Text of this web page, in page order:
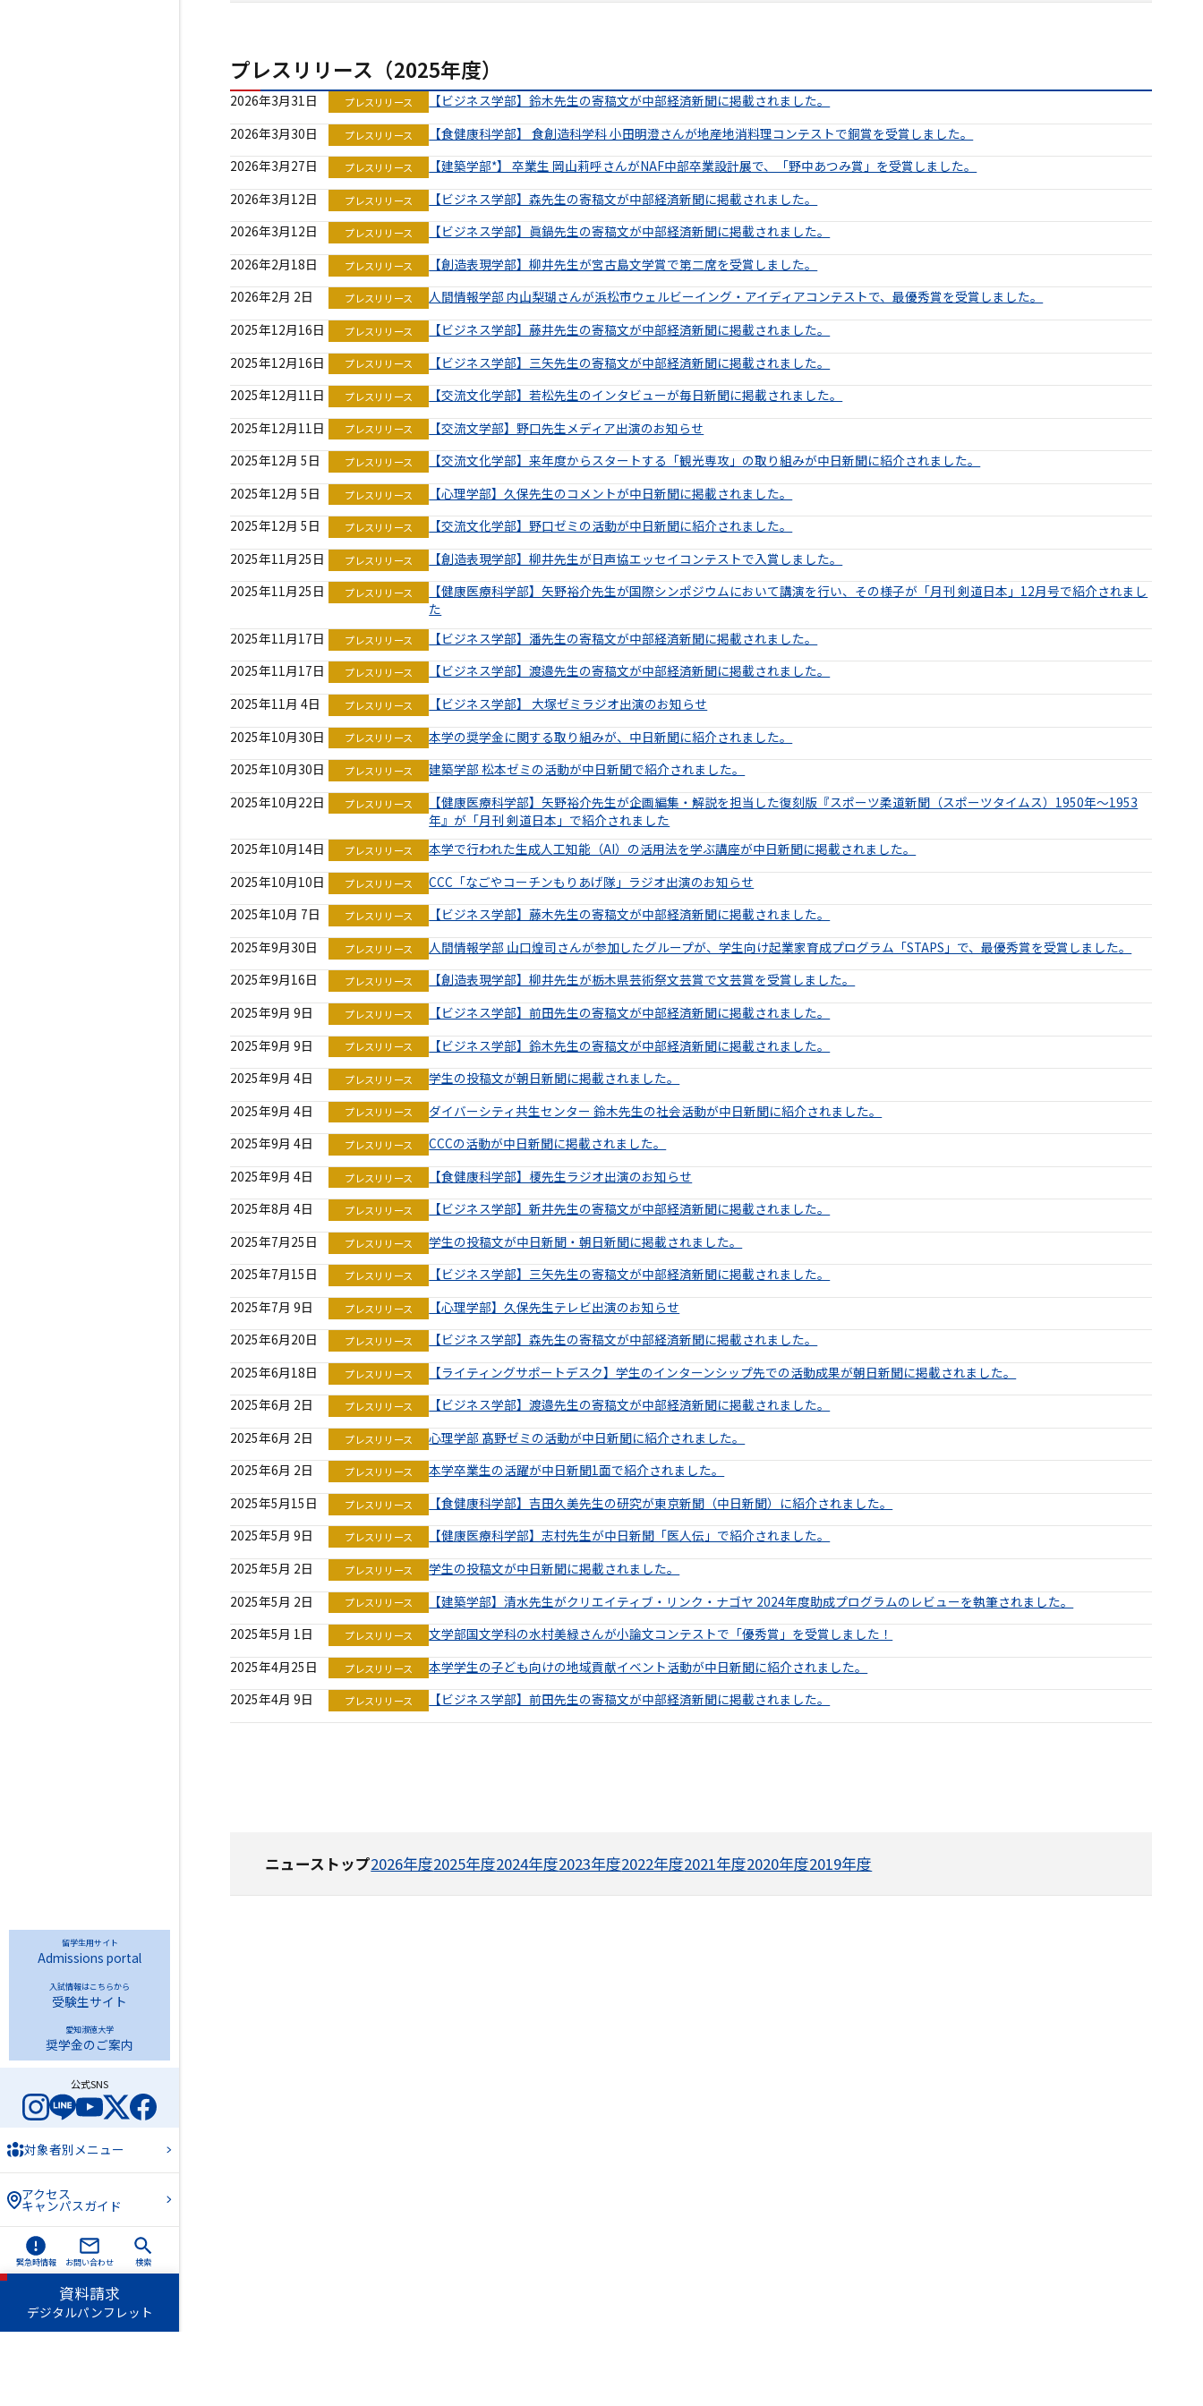
留学生用サイト
Admissions portal
入試情報はこちらから
受験生サイト
愛知淑徳大学
奨学金のご案内
公式SNS
対象者別メニュー
アクセス
キャンパスガイド
緊急時情報 お問い合わせ 検索
資料請求
デジタルパンフレット
プレスリリース（2025年度）
2026年3月31日 プレスリリース
【ビジネス学部】鈴木先生の寄稿文が中部経済新聞に掲載されました。
2026年3月30日
プレスリリース
【食健康科学部】 食創造科学科 小田明澄さんが地産地消料理コンテストで銅賞を受賞しました。
2026年3月27日
プレスリリース
【建築学部*】 卒業生 岡山莉呼さんがNAF中部卒業設計展で、「野中あつみ賞」を受賞しました。
2026年3月12日
プレスリリース
【ビジネス学部】森先生の寄稿文が中部経済新聞に掲載されました。
2026年3月12日
プレスリリース
【ビジネス学部】眞鍋先生の寄稿文が中部経済新聞に掲載されました。
2026年2月18日
プレスリリース
【創造表現学部】柳井先生が宮古島文学賞で第二席を受賞しました。
2026年2月 2日
プレスリリース
人間情報学部 内山梨瑚さんが浜松市ウェルビーイング・アイディアコンテストで、最優秀賞を受賞しました。
2025年12月16日
プレスリリース
【ビジネス学部】藤井先生の寄稿文が中部経済新聞に掲載されました。
2025年12月16日
プレスリリース
【ビジネス学部】三矢先生の寄稿文が中部経済新聞に掲載されました。
2025年12月11日
プレスリリース
【交流文化学部】若松先生のインタビューが毎日新聞に掲載されました。
2025年12月11日
プレスリリース
【交流文学部】野口先生メディア出演のお知らせ
2025年12月 5日
プレスリリース
【交流文化学部】来年度からスタートする「観光専攻」の取り組みが中日新聞に紹介されました。
2025年12月 5日
プレスリリース
【心理学部】久保先生のコメントが中日新聞に掲載されました。
2025年12月 5日
プレスリリース
【交流文化学部】野口ゼミの活動が中日新聞に紹介されました。
2025年11月25日
プレスリリース
【創造表現学部】柳井先生が日声協エッセイコンテストで入賞しました。
2025年11月25日
プレスリリース
【健康医療科学部】矢野裕介先生が国際シンポジウムにおいて講演を行い、その様子が「月刊 剣道日本」12月号で紹介されまし
た
2025年11月17日
プレスリリース
【ビジネス学部】潘先生の寄稿文が中部経済新聞に掲載されました。
2025年11月17日
プレスリリース
【ビジネス学部】渡邉先生の寄稿文が中部経済新聞に掲載されました。
2025年11月 4日
プレスリリース
【ビジネス学部】 大塚ゼミラジオ出演のお知らせ
2025年10月30日
プレスリリース
本学の奨学金に関する取り組みが、中日新聞に紹介されました。
2025年10月30日
プレスリリース
建築学部 松本ゼミの活動が中日新聞で紹介されました。
2025年10月22日
プレスリリース
【健康医療科学部】矢野裕介先生が企画編集・解説を担当した復刻版『スポーツ柔道新聞（スポーツタイムス）1950年～1953
年』が「月刊 剣道日本」で紹介されました
2025年10月14日
プレスリリース
本学で行われた生成人工知能（AI）の活用法を学ぶ講座が中日新聞に掲載されました。
2025年10月10日
プレスリリース
CCC「なごやコーチンもりあげ隊」ラジオ出演のお知らせ
2025年10月 7日
プレスリリース
【ビジネス学部】藤木先生の寄稿文が中部経済新聞に掲載されました。
2025年9月30日
プレスリリース
人間情報学部 山口煌司さんが参加したグループが、学生向け起業家育成プログラム「STAPS」で、最優秀賞を受賞しました。
2025年9月16日
プレスリリース
【創造表現学部】柳井先生が栃木県芸術祭文芸賞で文芸賞を受賞しました。
2025年9月 9日
プレスリリース
【ビジネス学部】前田先生の寄稿文が中部経済新聞に掲載されました。
2025年9月 9日
プレスリリース
【ビジネス学部】鈴木先生の寄稿文が中部経済新聞に掲載されました。
2025年9月 4日
プレスリリース
学生の投稿文が朝日新聞に掲載されました。
2025年9月 4日
プレスリリース
ダイバーシティ共生センター 鈴木先生の社会活動が中日新聞に紹介されました。
2025年9月 4日
プレスリリース
CCCの活動が中日新聞に掲載されました。
2025年9月 4日
プレスリリース
【食健康科学部】榎先生ラジオ出演のお知らせ
2025年8月 4日
プレスリリース
【ビジネス学部】新井先生の寄稿文が中部経済新聞に掲載されました。
2025年7月25日
プレスリリース
学生の投稿文が中日新聞・朝日新聞に掲載されました。
2025年7月15日
プレスリリース
【ビジネス学部】三矢先生の寄稿文が中部経済新聞に掲載されました。
2025年7月 9日
プレスリリース
【心理学部】久保先生テレビ出演のお知らせ
2025年6月20日
プレスリリース
【ビジネス学部】森先生の寄稿文が中部経済新聞に掲載されました。
2025年6月18日
プレスリリース
【ライティングサポートデスク】学生のインターンシップ先での活動成果が朝日新聞に掲載されました。
2025年6月 2日
プレスリリース
【ビジネス学部】渡邉先生の寄稿文が中部経済新聞に掲載されました。
2025年6月 2日
プレスリリース
心理学部 髙野ゼミの活動が中日新聞に紹介されました。
2025年6月 2日
プレスリリース
本学卒業生の活躍が中日新聞1面で紹介されました。
2025年5月15日
プレスリリース
【食健康科学部】吉田久美先生の研究が東京新聞（中日新聞）に紹介されました。
2025年5月 9日
プレスリリース
【健康医療科学部】志村先生が中日新聞「医人伝」で紹介されました。
2025年5月 2日
プレスリリース
学生の投稿文が中日新聞に掲載されました。
2025年5月 2日
プレスリリース
【建築学部】清水先生がクリエイティブ・リンク・ナゴヤ 2024年度助成プログラムのレビューを執筆されました。
2025年5月 1日
プレスリリース
文学部国文学科の水村美緑さんが小論文コンテストで「優秀賞」を受賞しました！
2025年4月25日
プレスリリース
本学学生の子ども向けの地域貢献イベント活動が中日新聞に紹介されました。
2025年4月 9日
プレスリリース 【ビジネス学部】前田先生の寄稿文が中部経済新聞に掲載されました。
ニューストップ2026年度2025年度2024年度2023年度2022年度2021年度2020年度2019年度